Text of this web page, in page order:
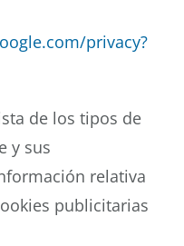
privacy?
de los tipos de
y sus
relativa
publicitarias